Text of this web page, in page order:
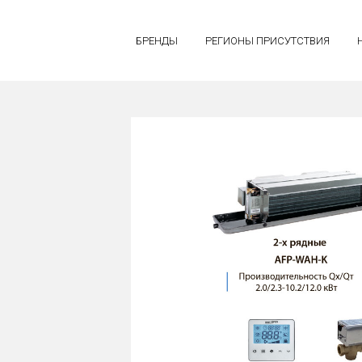
БРЕНДЫ РЕГИОНЫ ПРИСУТСТВИЯ